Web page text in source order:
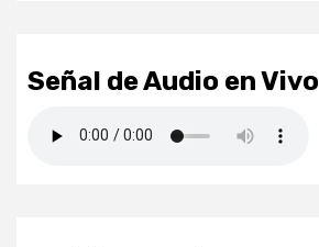
Señal de Audio en Vivo